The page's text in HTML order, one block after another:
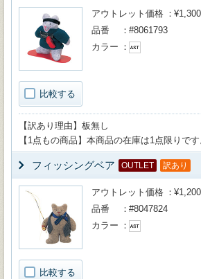
比較する
アウトレット価格
品番
#8061793
カラー
【訳あり理由】板無し
【1点もの商品】本商品の在庫は1点限りです
フィッシングベア OUTLET 訳あり
比較する
アウトレット価格
品番
#8047824
カラー